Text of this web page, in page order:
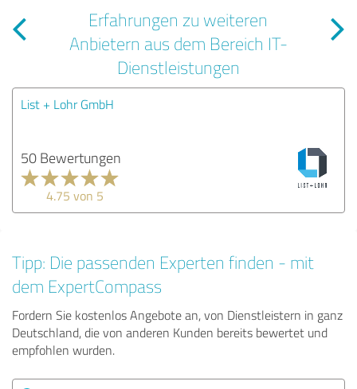
Erfahrungen zu weiteren
Anbietern aus dem Bereich IT-
Dienstleistungen
List + Lohr GmbH
50 Bewertungen
4.75 von 5
Tipp: Die passenden Experten finden - mit
dem ExpertCompass
Fordern Sie kostenlos Angebote an, von Dienstleistern in ganz
Deutschland, die von anderen Kunden bereits bewertet und
empfohlen wurden.